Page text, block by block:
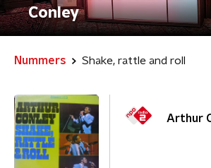
Conley
Nummers Shake, rattle and roll
Arthur